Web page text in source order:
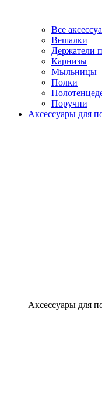
Все
Вешалки
Держатели
Карнизы
Мыльницы
Полки
Поручни
Аксессуары для
Аксессуары для